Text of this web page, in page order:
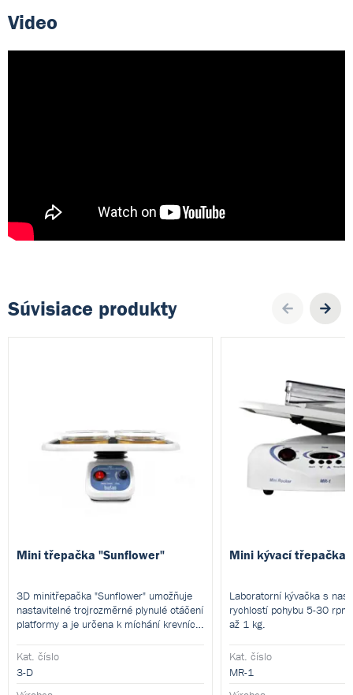
Video
Súvisiace produkty
Mini třepačka "Sunflower"
3D minitřepačka "Sunflower" umožňuje
nastavitelné trojrozměrné plynulé otáčení
platformy a je určena k míchání krevních
promývání vzorků, blotovým
hybridizačním reakcím.
Kat. číslo
3-D
Mini kývací třepačka
Laboratorní kývačka s
rychlostí pohybu 5-30 rpm
až 1 kg.
Kat. číslo
MR-1